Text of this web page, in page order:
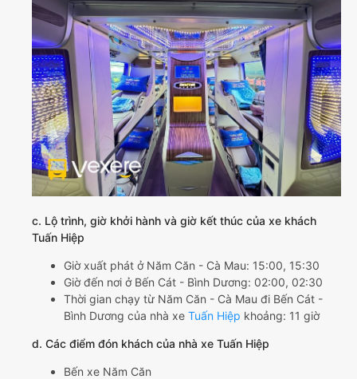
c. Lộ trình, giờ khởi hành và giờ kết thúc của xe khách
Tuấn Hiệp
Giờ xuất phát ở Năm Căn - Cà Mau: 15:00, 15:30
Giờ đến nơi ở Bến Cát - Bình Dương: 02:00, 02:30
Thời gian chạy từ Năm Căn - Cà Mau đi Bến Cát -
Bình Dương của nhà xe Tuấn Hiệp khoảng: 11 giờ
d. Các điểm đón khách của nhà xe Tuấn Hiệp
Bến xe Năm Căn